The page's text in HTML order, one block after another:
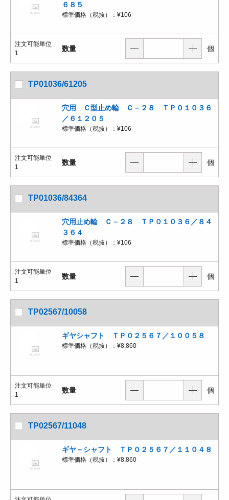
６８５
標準価格（税抜）： ¥106
注文可能単位
1
数量 個
TP01036/61205
穴用 Ｃ型止め輪 Ｃ－２８ ＴＰ０１０３６
／６１２０５
標準価格（税抜）： ¥106
注文可能単位
1
数量 個
TP01036/84364
穴用止め輪 Ｃ－２８ ＴＰ０１０３６／８４
３６４
標準価格（税抜）： ¥106
注文可能単位
1
数量 個
TP02567/10058
ギヤシャフト ＴＰ０２５６７／１００５８
標準価格（税抜）： ¥8,860
注文可能単位
1
数量 個
TP02567/11048
ギヤ－シャフト ＴＰ０２５６７／１１０４８
標準価格（税抜）： ¥8,860